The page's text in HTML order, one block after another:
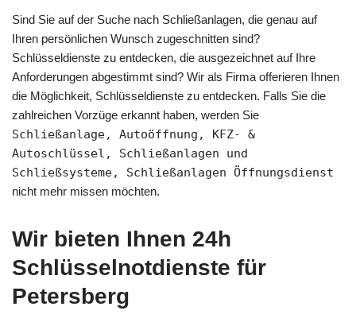
Sind Sie auf der Suche nach Schließanlagen, die genau auf
Ihren persönlichen Wunsch zugeschnitten sind?
Schlüsseldienste zu entdecken, die ausgezeichnet auf Ihre
Anforderungen abgestimmt sind? Wir als Firma offerieren Ihnen
die Möglichkeit, Schlüsseldienste zu entdecken. Falls Sie die
zahlreichen Vorzüge erkannt haben, werden Sie
Schließanlage, Autoöffnung, KFZ- &
Autoschlüssel, Schließanlagen und
Schließsysteme, Schließanlagen Öffnungsdienst
nicht mehr missen möchten.
Wir bieten Ihnen 24h
Schlüsselnotdienste für
Petersberg